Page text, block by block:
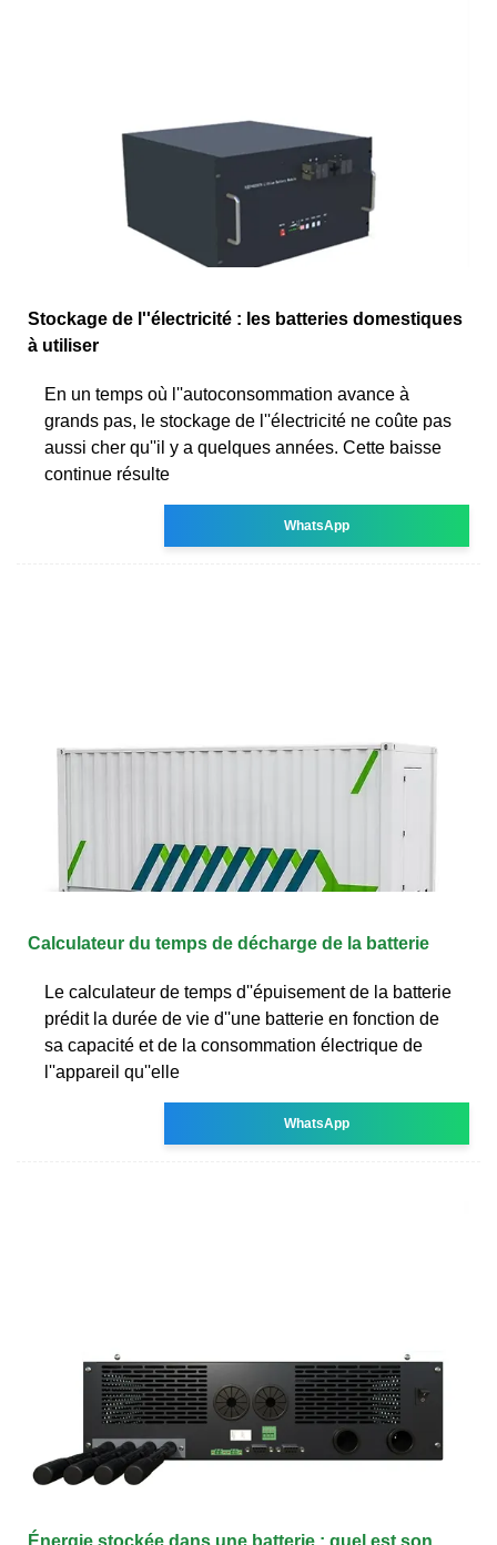
Stockage de l''électricité : les batteries domestiques
à utiliser
En un temps où l''autoconsommation avance à
grands pas, le stockage de l''électricité ne coûte pas
aussi cher qu''il y a quelques années. Cette baisse
continue résulte
WhatsApp
Calculateur du temps de décharge de la batterie
Le calculateur de temps d''épuisement de la batterie
prédit la durée de vie d''une batterie en fonction de
sa capacité et de la consommation électrique de
l''appareil qu''elle
WhatsApp
Énergie stockée dans une batterie : quel est son